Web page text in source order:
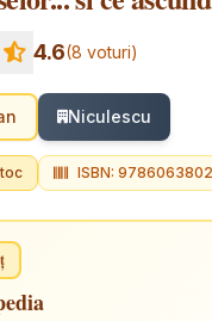
4.6(8 voturi)
Niculescu
ISBN: